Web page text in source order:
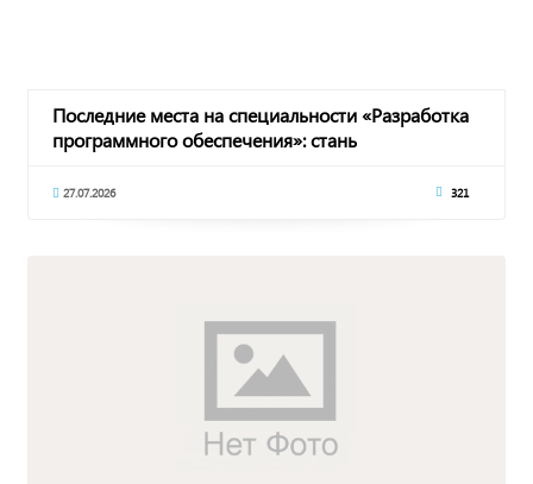
Последние места на специальности «Разработка
программного обеспечения»: стань
27.07.2026 321